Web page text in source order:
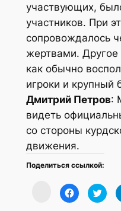
участвующих,
участников. При
сопровождалось
жертвами. Другое
как обычно
игроки и крупный
Дмитрий Петров:
видеть
со стороны
движения.
Поделиться ссылкой:
Нажмите,
чтобы
поделиться
Нажмите,
чтобы
открыть